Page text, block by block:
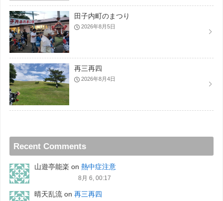
田子内町のまつり
2026年8月5日
再三再四
2026年8月4日
Recent Comments
山遊亭能楽 on 熱中症注意
8月 6, 00:17
晴天乱流on 再三再四